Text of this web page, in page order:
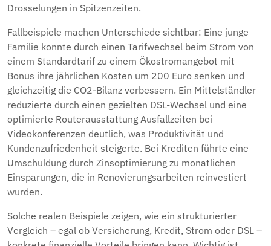
Drosselungen in Spitzenzeiten.
Fallbeispiele machen Unterschiede sichtbar: Eine junge
Familie konnte durch einen Tarifwechsel beim Strom von
einem Standardtarif zu einem Ökostromangebot mit
Bonus ihre jährlichen Kosten um 200 Euro senken und
gleichzeitig die CO2-Bilanz verbessern. Ein Mittelständler
reduzierte durch einen gezielten DSL-Wechsel und eine
optimierte Routerausstattung Ausfallzeiten bei
Videokonferenzen deutlich, was Produktivität und
Kundenzufriedenheit steigerte. Bei Krediten führte eine
Umschuldung durch Zinsoptimierung zu monatlichen
Einsparungen, die in Renovierungsarbeiten reinvestiert
wurden.
Solche realen Beispiele zeigen, wie ein strukturierter
Vergleich – egal ob Versicherung, Kredit, Strom oder DSL –